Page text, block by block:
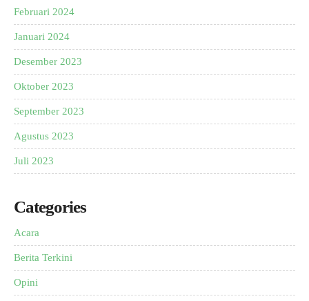
Februari 2024
Januari 2024
Desember 2023
Oktober 2023
September 2023
Agustus 2023
Juli 2023
Categories
Acara
Berita Terkini
Opini